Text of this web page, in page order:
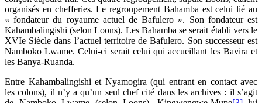
organisés en chefferies. Le regroupement Bahamba est celui lié au
« fondateur du royaume actuel de Bafulero ». Son fondateur est
Kahambalingishi (selon Loons). Les Bahamba se serait établi vers le
XVIe Siècle dans l’actuel territoire de Bafulero. Son successeur est
Namboko Lwame. Celui-ci serait celui qui accueillant les Bavira et
les Banya-Ruanda.
Entre Kahambalingishi et Nyamogira (qui entrant en contact avec
les colons), il n’y a qu’un seul chef cité dans les archives : il s’agit